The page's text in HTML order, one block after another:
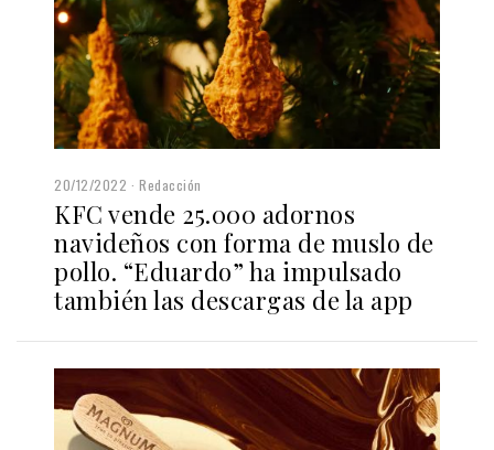
20/12/2022 Redacción
KFC vende 25.000 adornos
navideños con forma de muslo de
pollo. “Eduardo” ha impulsado
también las descargas de la app